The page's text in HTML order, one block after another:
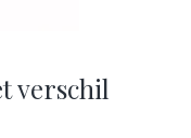
verschil